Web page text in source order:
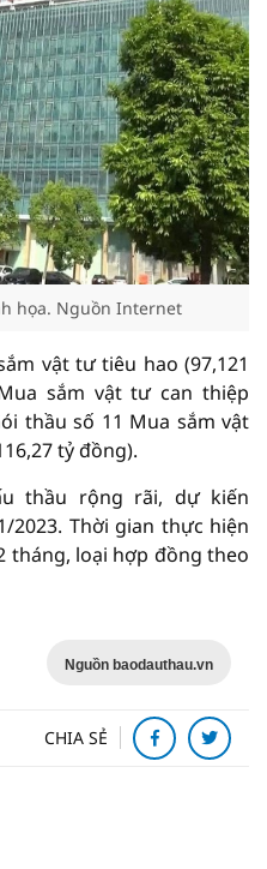
họa. Nguồn Internet
vật tư tiêu hao (97,121
sắm vật tư can thiệp
thầu số 11 Mua sắm vật
tỷ đồng).
thầu rộng rãi, dự kiến
2023. Thời gian thực hiện
tháng, loại hợp đồng theo
Nguồn baodauthau.vn
CHIA SẺ